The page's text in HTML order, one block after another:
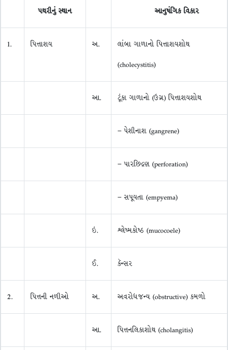
પથરીનું સ્થાન આનુષંગિક વિકાર
1. પિત્તાશય અ.
લાંબા ગાળાનો પિત્તાશયશોથ
(cholecystitis)
આ. ટૂંકા ગાળાનો (ઉગ્ર) પિત્તાશયશોથ
– પેશીનાશ (gangrene)
– પારછિદ્રણ (perforation)
– સપૂયતા (empyema)
ઇ. શ્લેષ્મકોષ્ઠ (mucocoele)
ઈ. કૅન્સર
2. પિત્તની નળીઓ અ. અવરોધજન્ય (obstructive) કમળો
આ. પિત્તનલિકાશોથ (cholangitis)